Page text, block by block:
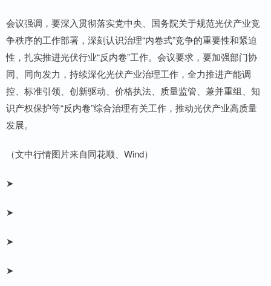
会议强调，要深入贯彻落实党中央、国务院关于规范光伏产业竞
争秩序的工作部署，深刻认识治理“内卷式”竞争的重要性和紧迫
性，扎实推进光伏行业“反内卷”工作。会议要求，要加强部门协
同、同向发力，持续深化光伏产业治理工作，全力推进产能调
控、标准引领、创新驱动、价格执法、质量监管、兼并重组、知
识产权保护等“反内卷”综合治理有关工作，推动光伏产业高质量
发展。
（文中行情图片来自同花顺、Wind）
➤
➤
➤
➤